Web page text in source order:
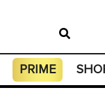
PRIME